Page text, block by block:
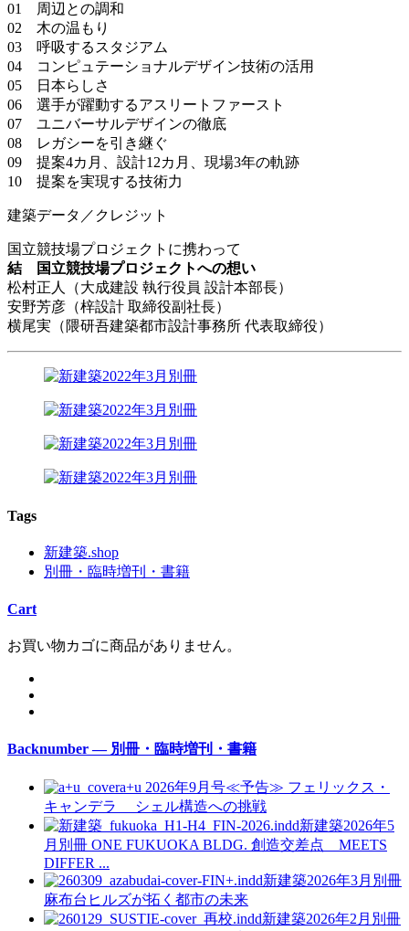
01 周辺との調和
02 木の温もり
03 呼吸するスタジアム
04 コンピュテーショナルデザイン技術の活用
05 日本らしさ
06 選手が躍動するアスリートファースト
07 ユニバーサルデザインの徹底
08 レガシーを引き継ぐ
09 提案4カ月、設計12カ月、現場3年の軌跡
10 提案を実現する技術力
建築データ／クレジット
国立競技場プロジェクトに携わって
結 国立競技場プロジェクトへの想い
松村正人（大成建設 執行役員 設計本部長）
安野芳彦（梓設計 取締役副社長）
横尾実（隈研吾建築都市設計事務所 代表取締役）
Tags
新建築.shop
別冊・臨時増刊・書籍
Cart
お買い物カゴに商品がありません。
Backnumber — 別冊・臨時増刊・書籍
a+u 2026年9月号≪予告≫ フェリックス・
キャンデラ シェル構造への挑戦
新建築2026年5
月別冊 ONE FUKUOKA BLDG. 創造交差点 MEETS
DIFFER ...
新建築2026年3月別冊
麻布台ヒルズが拓く都市の未来
新建築2026年2月別冊